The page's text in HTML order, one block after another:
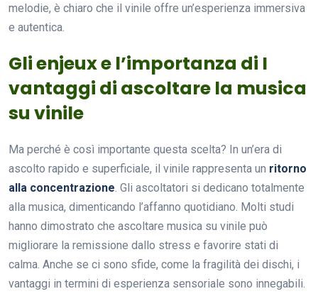
melodie, è chiaro che il vinile offre un’esperienza immersiva
e autentica.
Gli enjeux e l’importanza di I
vantaggi di ascoltare la musica
su vinile
Ma perché è così importante questa scelta? In un’era di
ascolto rapido e superficiale, il vinile rappresenta un ritorno
alla concentrazione. Gli ascoltatori si dedicano totalmente
alla musica, dimenticando l’affanno quotidiano. Molti studi
hanno dimostrato che ascoltare musica su vinile può
migliorare la remissione dallo stress e favorire stati di
calma. Anche se ci sono sfide, come la fragilità dei dischi, i
vantaggi in termini di esperienza sensoriale sono innegabili.